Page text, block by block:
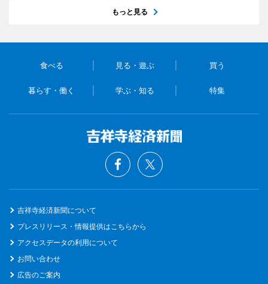
もっと見る
食べる 見る・遊ぶ 買う
暮らす・働く 学ぶ・知る 特集
吉祥寺経済新聞について
プレスリリース・情報提供はこちらから
アクセスデータの利用について
お問い合わせ
広告のご案内